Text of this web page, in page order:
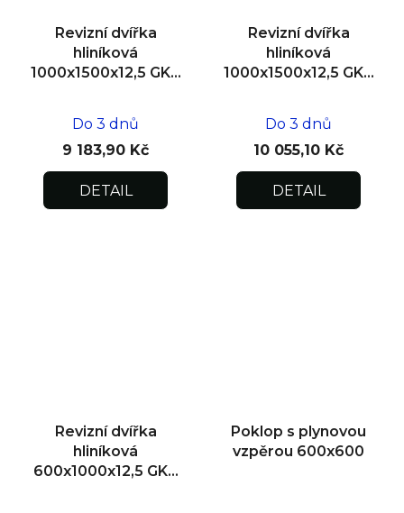
Revizní dvířka
hliníková
1000x1500x12,5 GKB
Do 3 dnů
9 183,90 Kč
DETAIL
Revizní dvířka
hliníková
1000x1500x12,5 GKB
Do 3 dnů
10 055,10 Kč
DETAIL
Revizní dvířka
hliníková
600x1000x12,5 GKB
Poklop s plynovou
vzpěrou 600x600